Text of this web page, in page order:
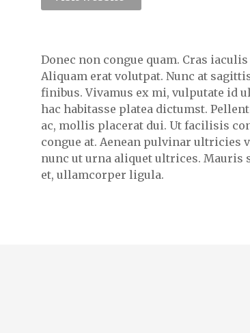
Donec non congue quam. Cras
Aliquam erat volutpat. Nunc at
finibus. Vivamus ex mi, vulputate id
hac habitasse platea dictumst.
ac, mollis placerat dui. Ut facilisis
congue at. Aenean pulvinar ultricies
nunc ut urna aliquet ultrices. Mauris
et, ullamcorper ligula.